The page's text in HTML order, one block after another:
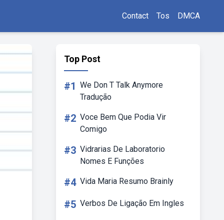
Contact Tos DMCA
Top Post
#1 We Don T Talk Anymore
Tradução
#2 Voce Bem Que Podia Vir
Comigo
#3 Vidrarias De Laboratorio
Nomes E Funções
#4 Vida Maria Resumo Brainly
#5 Verbos De Ligação Em Ingles